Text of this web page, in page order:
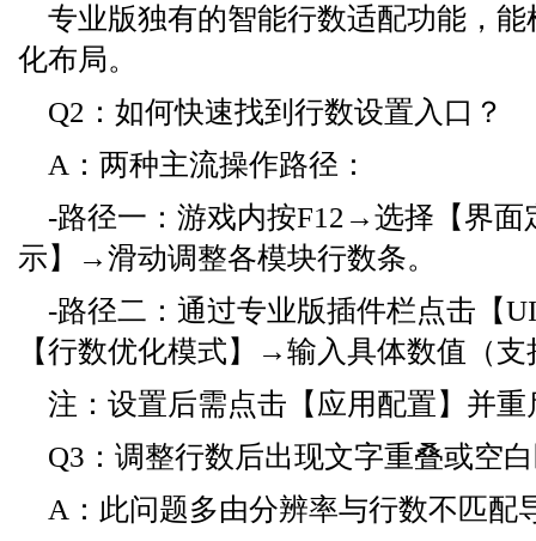
专业版独有的智能行数适配功能，
化布局。
Q2：如何快速找到行数设置入口？
A：两种主流操作路径：
-路径一：游戏内按F12→选择【界
示】→滑动调整各模块行数条。
-路径二：通过专业版插件栏点击【
【行数优化模式】→输入具体数值（
注：设置后需点击【应用配置】并
Q3：调整行数后出现文字重叠或空
A：此问题多由分辨率与行数不匹配